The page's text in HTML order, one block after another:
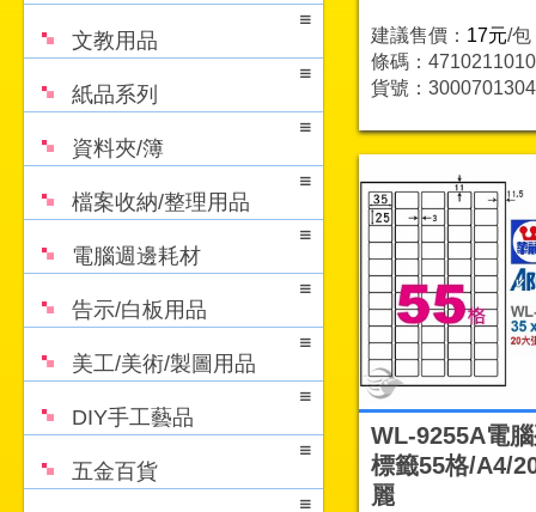
文教用品
紙品系列
資料夾/簿
檔案收納/整理用品
電腦週邊耗材
告示/白板用品
美工/美術/製圖用品
DIY手工藝品
五金百貨
建議售價： 17元/包
條碼：
貨號：3000701304
WL-9255A電
標籤55格/A4/
麗